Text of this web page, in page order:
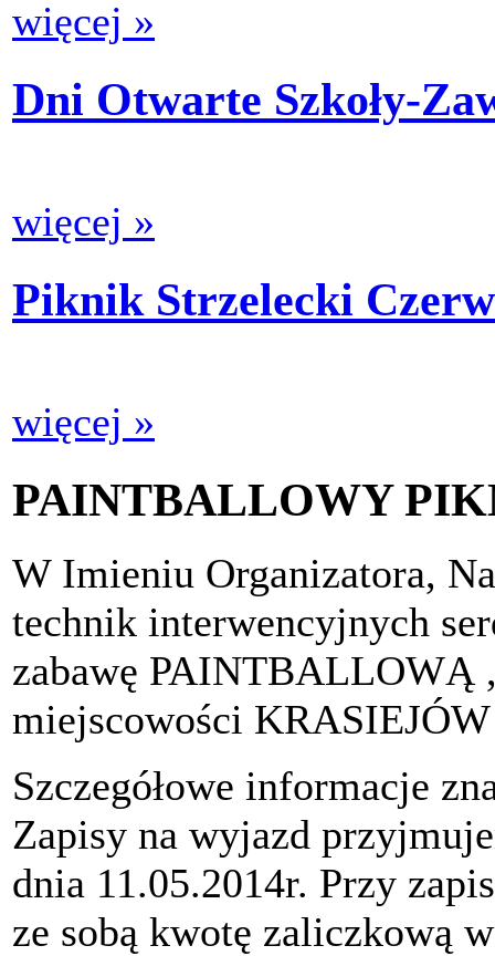
więcej »
Dni Otwarte Szkoły-
więcej »
Piknik Strzelecki
więcej »
PAINTBALLOWY
W Imieniu Organizatora,
technik interwencyjnych
zabawę PAINTBALLOWĄ
miejscowości
Szczegółowe informacje
Zapisy na wyjazd
dnia 11.05.2014r. Przy
ze sobą kwotę zaliczkową